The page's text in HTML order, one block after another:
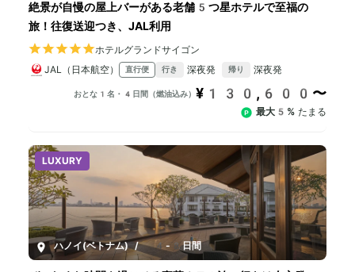
絶景が自慢の屋上バーがある老舗5つ星ホテルで至福の
旅！往復送迎つき、JAL利用
ホテルグランドサイゴン
JAL（日本航空）
直行便 行き 深夜発 帰り 深夜発
おとな1名・4日間（燃油込み） ¥130,600〜
最大5% たまる
LUXURY
ハノイ(ベトナム) / 4-8日間